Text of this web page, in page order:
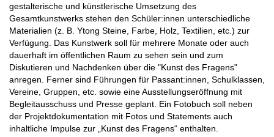
gestalterische und künstlerische Umsetzung des
Gesamtkunstwerks stehen den Schüler:innen unterschiedliche
Materialien (z. B. Ytong Steine, Farbe, Holz, Textilien, etc.) zur
Verfügung. Das Kunstwerk soll für mehrere Monate oder auch
dauerhaft im öffentlichen Raum zu sehen sein und zum
Diskutieren und Nachdenken über die "Kunst des Fragens"
anregen. Ferner sind Führungen für Passant:innen, Schulklassen,
Vereine, Gruppen, etc. sowie eine Ausstellungseröffnung mit
Begleitausschuss und Presse geplant. Ein Fotobuch soll neben
der Projektdokumentation mit Fotos und Statements auch
inhaltliche Impulse zur „Kunst des Fragens“ enthalten.